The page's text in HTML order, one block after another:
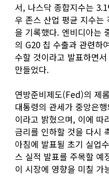
서, 나스닥 종합지수는
우 존스 산업 평균 지수
을 기록했다. 엔비디아는
의 G20 칩 수출과 관련하
수할 것이라고 발표하면
만들었다.
연방준비제도(Fed)의 제
대통령의 관세가 중앙은
이라고 밝혔으며, 이에 따
금리를 인하할 것을 다시
아침에 발표될 초기 실업
스 실적 발표를 주목할 예
이 시장에 영향을 미칠 가